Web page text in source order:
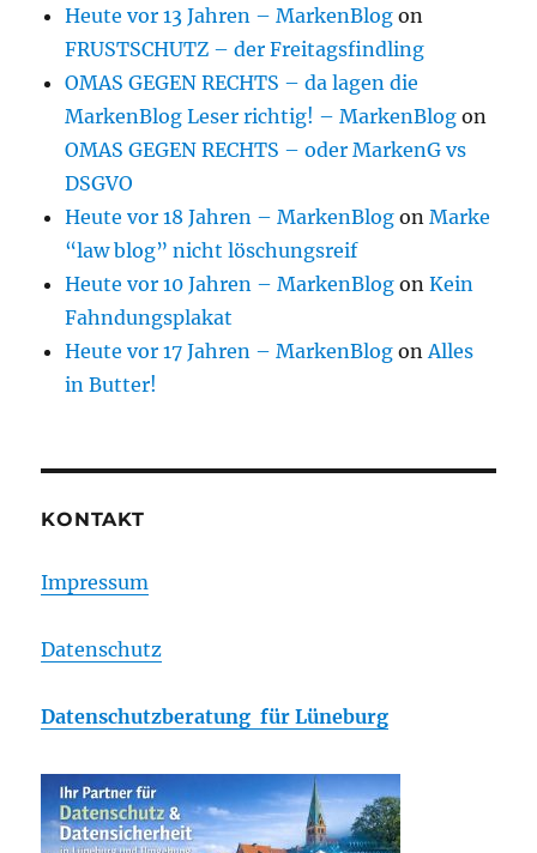
Heute vor 13 Jahren – MarkenBlog on
FRUSTSCHUTZ – der Freitagsfindling
OMAS GEGEN RECHTS – da lagen die
MarkenBlog Leser richtig! – MarkenBlog on
OMAS GEGEN RECHTS – oder MarkenG vs
DSGVO
Heute vor 18 Jahren – MarkenBlog onMarke
“law blog” nicht löschungsreif
Heute vor 10 Jahren – MarkenBlog onKein
Fahndungsplakat
Heute vor 17 Jahren – MarkenBlog onAlles
in Butter!
KONTAKT
Impressum
Datenschutz
Datenschutzberatung für Lüneburg